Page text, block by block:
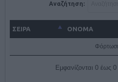
Αναζήτηση:
ΣΕΙΡΑ ΌΝΟΜΑ
Εμφανίζονται 0 έως